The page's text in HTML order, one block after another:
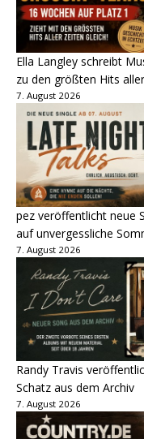
Ella Langley schreibt
zu den größten Hits
7. August 2026
pez veröffentlicht neue
auf unvergessliche
7. August 2026
Randy Travis
Schatz aus dem Archiv
7. August 2026